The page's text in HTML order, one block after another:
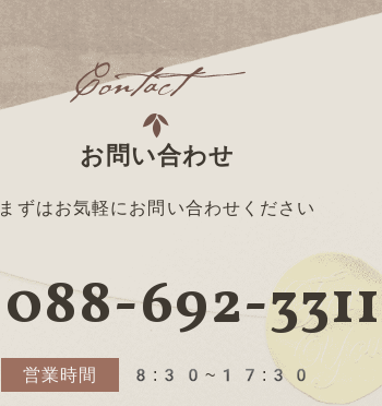
お問い合わせ
まずはお気軽にお問い合わせください
088-692-3311
営業時間 8:30~17:30